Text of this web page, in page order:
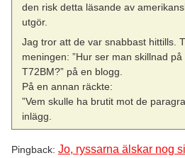
den risk detta läsande av
utgör.
Jag tror att de var snabbast hittills.
meningen: ”Hur ser man skillnad
T72BM?” på en blogg.
På en annan räckte:
”Vem skulle ha brutit mot de
inlägg.
Pingback: Jo, ryssarna älskar nog